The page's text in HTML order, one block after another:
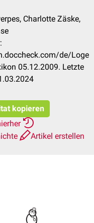
Charlotte Zäske,
de/Loge
05.12.2009. Letzte
kopieren
Artikel erstellen